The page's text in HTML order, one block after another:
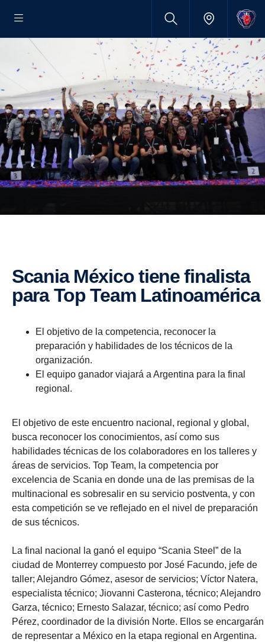
Scania México tiene finalista
para Top Team Latinoamérica
El objetivo de la competencia, reconocer la
preparación y habilidades de los técnicos de la
organización.
El equipo ganador viajará a Argentina para la final
regional.
El objetivo de este encuentro nacional, regional y global,
busca reconocer los conocimientos, así como sus
habilidades técnicas de los colaboradores en los talleres y
áreas de servicios. Top Team, la competencia por
excelencia de Scania en donde una de las premisas de la
multinacional es sobresalir en su servicio postventa, y con
esta competición se ve reflejado en el nivel de preparación
de sus técnicos.
La final nacional la ganó el equipo “Scania Steel” de la
ciudad de Monterrey compuesto por José Facundo, jefe de
taller; Alejandro Gómez, asesor de servicios; Víctor Natera,
especialista técnico; Jiovanni Casterona, técnico; Alejandro
Garza, técnico; Ernesto Salazar, técnico; así como Pedro
Pérez, coordinador de la división Norte. Ellos se encargarán
de representar a México en la etapa regional en Argentina.